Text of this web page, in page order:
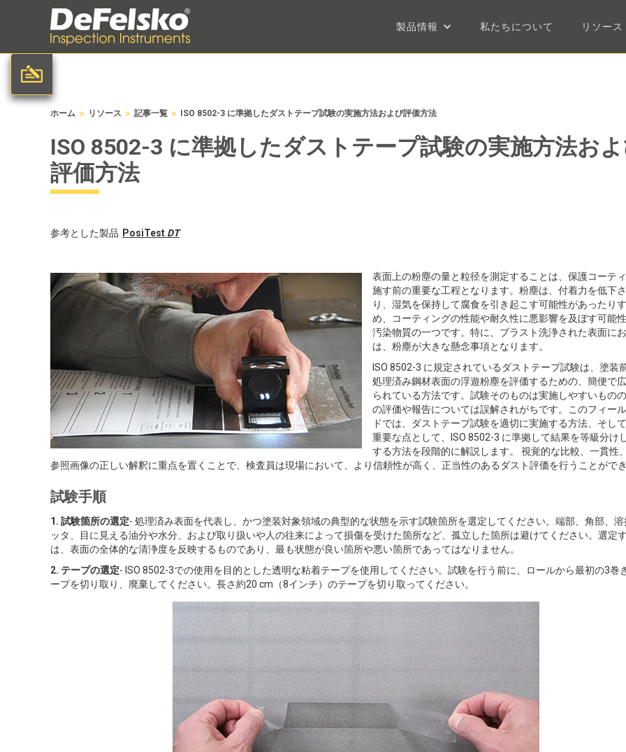
製品情報 私たちについて リソース
ホーム > リソース > 記事一覧 > ISO 8502-3 に準拠したダストテープ試験の実施方法および評価方法
ISO 8502-3 に準拠したダストテープ試験の実施方法お
評価方法
参考とした製品 PosiTest DT
表面上の粉塵の量と粒径を測定することは、保護コーテ
施す前の重要な工程となります。粉塵は、付着力を低下
り、湿気を保持して腐食を引き起こす可能性があったり
め、コーティングの性能や耐久性に悪影響を及ぼす可能
汚染物質の一つです。特に、ブラスト洗浄された表面に
は、粉塵が大きな懸念事項となります。
ISO 8502-3 に規定されているダストテープ試験は、塗装
処理済み鋼材表面の浮遊粉塵を評価するための、簡便で
られている方法です。試験そのものは実施しやすいもの
の評価や報告については誤解されがちです。このフィー
ドでは、ダストテープ試験を適切に実施する方法、そし
重要な点として、ISO 8502-3 に準拠して結果を等級分け
する方法を段階的に解説します。 視覚的な比較、一貫性
参照画像の正しい解釈に重点を置くことで、検査員は現場において、より信頼性が高く、正当性のあるダスト評価を行うことがで
試験手順
1. 試験箇所の選定- 処理済み表面を代表し、かつ塗装対象領域の典型的な状態を示す試験箇所を選定してください。端部、角部、
ッタ、目に見える油分や水分、および取り扱いや人の往来によって損傷を受けた箇所など、孤立した箇所は避けてください。選定
は、表面の全体的な清浄度を反映するものであり、最も状態が良い箇所や悪い箇所であってはなりません。
2. テープの選定- ISO 8502-3での使用を目的とした透明な粘着テープを使用してください。試験を行う前に、ロールから最初の3巻
ープを切り取り、廃棄してください。長さ約20 cm（8インチ）のテープを切り取ってください。